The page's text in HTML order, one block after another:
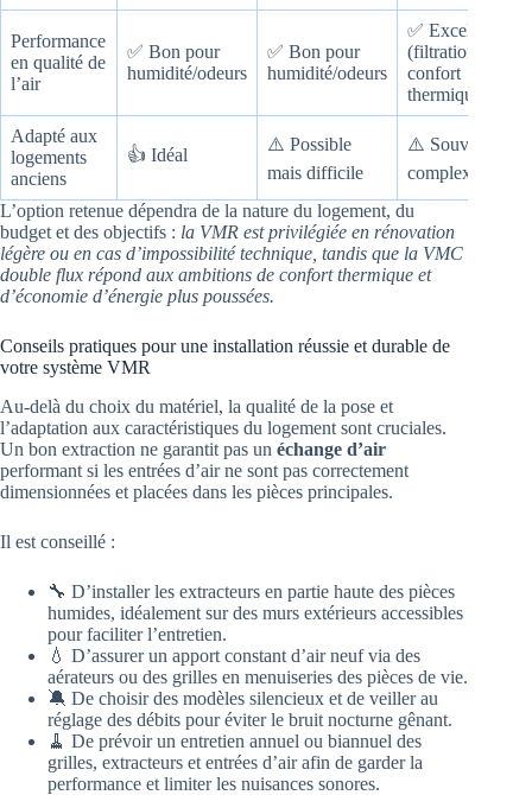
Performance
en qualité de
l’air
✅ Bon pour
humidité/odeurs
✅ Bon pour
humidité/odeurs
✅ Excellent
(filtration +
confort
thermique)
Adapté aux
logements
anciens
👍 Idéal
⚠️ Possible
mais difficile
⚠️ Souvent
complexe
L’option retenue dépendra de la nature du logement, du
budget et des objectifs : la VMR est privilégiée en rénovation
légère ou en cas d’impossibilité technique, tandis que la VMC
double flux répond aux ambitions de confort thermique et
d’économie d’énergie plus poussées.
Conseils pratiques pour une installation réussie et durable de
votre système VMR
Au-delà du choix du matériel, la qualité de la pose et
l’adaptation aux caractéristiques du logement sont cruciales.
Un bon extraction ne garantit pas un échange d’air
performant si les entrées d’air ne sont pas correctement
dimensionnées et placées dans les pièces principales.
Il est conseillé :
🔧 D’installer les extracteurs en partie haute des pièces
humides, idéalement sur des murs extérieurs accessibles
pour faciliter l’entretien.
💧 D’assurer un apport constant d’air neuf via des
aérateurs ou des grilles en menuiseries des pièces de vie.
🔕 De choisir des modèles silencieux et de veiller au
réglage des débits pour éviter le bruit nocturne gênant.
🧹 De prévoir un entretien annuel ou biannuel des
grilles, extracteurs et entrées d’air afin de garder la
performance et limiter les nuisances sonores.